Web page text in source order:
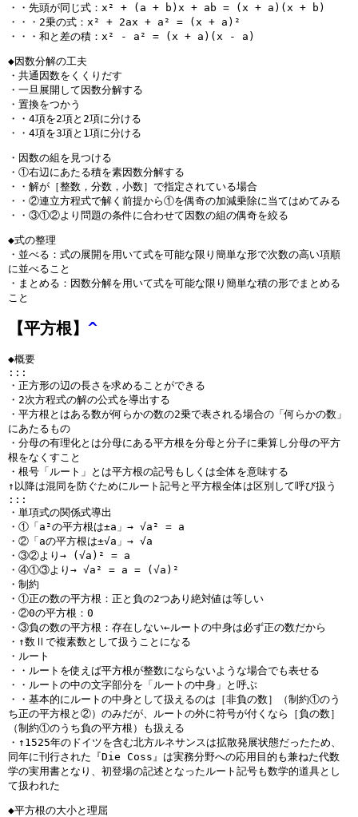
・・先頭が同じ式：x² + (a + b)x + ab = (x + a)(x + b)
・・・2乗の式：x² + 2ax + a² = (x + a)²
・・・和と差の積：x² - a² = (x + a)(x - a)
◆因数分解の工夫
・共通因数をくくりだす
・一旦展開して因数分解する
・置換をつかう
・・4項を2項と2項に分ける
・・4項を3項と1項に分ける
・因数の組を見つける
・①右辺にあたる積を素因数分解する
・・解が［整数，分数，小数］で指定されている場合
・・②連立方程式で解く前提から①を偶奇の加減乗除に当てはめてみる
・・③①②より問題の条件に合わせて因数の組の偶奇を絞る
◆式の整理
・並べる：式の展開を用いて式を可能な限り簡単な形で次数の高い項順
に並べること
・まとめる：因数分解を用いて式を可能な限り簡単な積の形でまとめる
こと
【平方根】^
◆概要
:::
・正方形の辺の長さを求めることができる
・2次方程式の解の公式を導出する
・平方根とはある数が何らかの数の2乗で表される場合の「何らかの数」
にあたるもの
・分母の有理化とは分母にある平方根を分母と分子に乗算し分母の平方
根をなくすこと
・根号「ルート」とは平方根の記号もしくは全体を意味する
↑以降は混同を防ぐためにルート記号と平方根全体は区別して呼び扱う
:::
・単項式の関係式導出
・①「a²の平方根は±a」→ √a² = a
・②「aの平方根は±√a」→ √a
・③②より→ (√a)² = a
・④①③より→ √a² = a = (√a)²
・制約
・①正の数の平方根：正と負の2つあり絶対値は等しい
・②0の平方根：0
・③負の数の平方根：存在しない←ルートの中身は必ず正の数だから
・↑数Ⅱで複素数として扱うことになる
・ルート
・・ルートを使えば平方根が整数にならないような場合でも表せる
・・ルートの中の文字部分を「ルートの中身」と呼ぶ
・・基本的にルートの中身として扱えるのは［非負の数］（制約①のう
ち正の平方根と②）のみだが、ルートの外に符号が付くなら［負の数］
（制約①のうち負の平方根）も扱える
・↑1525年のドイツを含む北方ルネサンスは拡散発展状態だったため、
同年に刊行された『Die Coss』は実務分野への応用目的も兼ねた代数
学の実用書となり、初登場の記述となったルート記号も数学的道具とし
て扱われた
◆平方根の大小と理屈